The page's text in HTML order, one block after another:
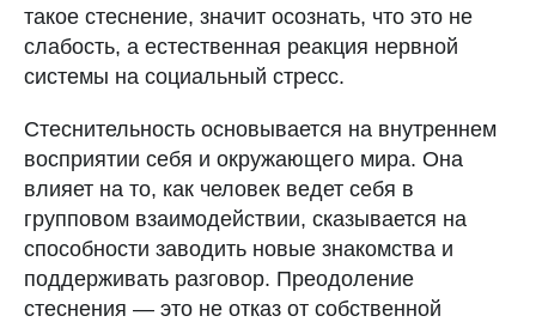
такое стеснение, значит осознать, что это не
слабость, а естественная реакция нервной
системы на социальный стресс.
Стеснительность основывается на внутреннем
восприятии себя и окружающего мира. Она
влияет на то, как человек ведет себя в
групповом взаимодействии, сказывается на
способности заводить новые знакомства и
поддерживать разговор. Преодоление
стеснения — это не отказ от собственной